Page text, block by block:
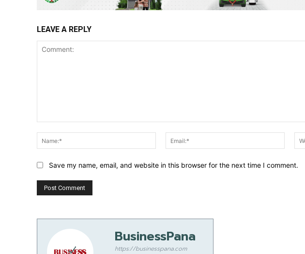
LEAVE A REPLY
Name:*
Email:*
Save my name, email, and website in this browser for the next time I comment.
BusinessPana
https://businesspana.com